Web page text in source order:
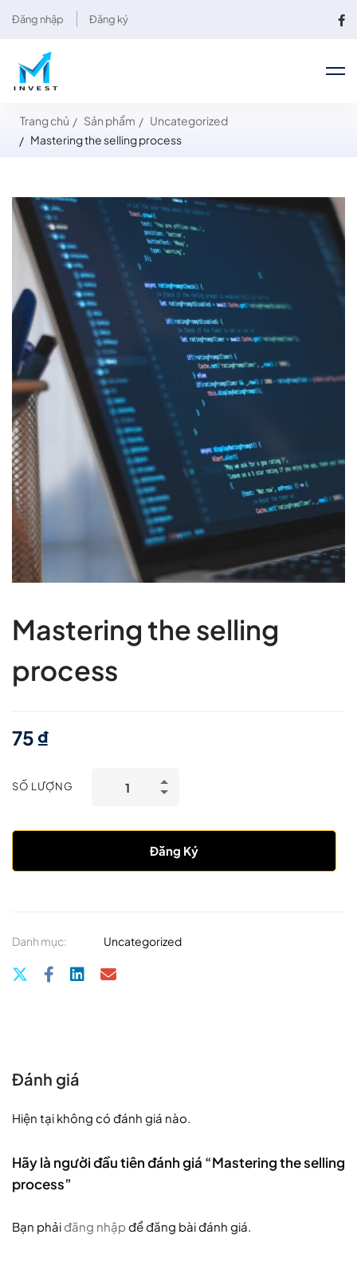
Đăng nhập Đăng ký
Trang chủ Sản phẩm
Uncategorized
Mastering the selling process
Mastering the selling
process
75 ₫
SỐ LƯỢNG
Đăng Ký
Danh mục: Uncategorized
Đánh giá
Hiện tại không có đánh giá nào.
Hãy là người đầu tiên đánh giá “Mastering the selling
process”
Bạn phải đăng nhập để đăng bài đánh giá.